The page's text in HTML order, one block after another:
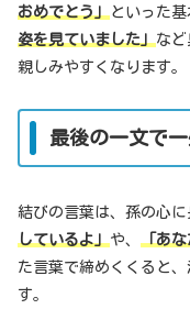
おめでとう」
といった基
姿を見ていました」 な
親しみやすくなります。
最後の一文で
結びの言葉は、孫の心に
しているよ」や、 「あな
た言葉で締めくくると
す。